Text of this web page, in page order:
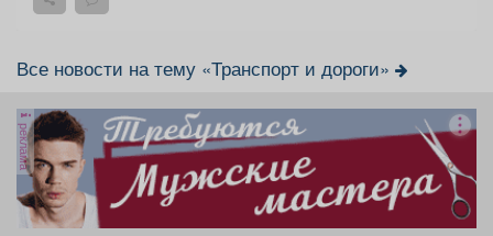
Все новости на тему «Транспорт и дороги»
реклама